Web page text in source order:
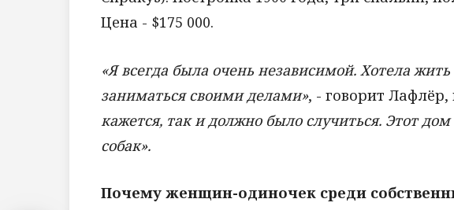
Цена - $175 000.
«Я всегда была очень независимой. Хотела
заниматься своими делами», - говорит Лафлёр,
кажется, так и должно было случиться. Этот
собак».
Почему женщин-одиночек среди